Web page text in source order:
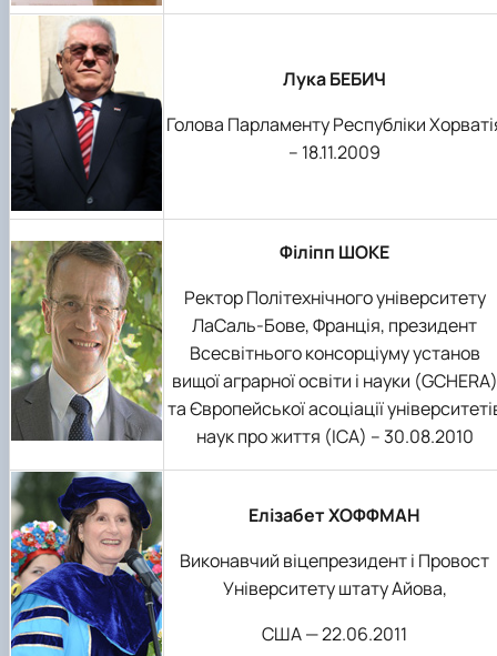
Лука БЕБИЧ
Голова Парламенту Республіки
– 18.11.2009
Філіпп ШОКЕ
Ректор Політехнічного університету
ЛаСаль-Бове, Франція, президент
Всесвітнього консорціуму установ
вищої аграрної освіти і науки (GCHERA)
та Європейської асоціації
наук про життя (ICA) – 30.08.2010
Елізабет ХОФФМАН
Виконавчий віцепрезидент і Провост
Університету штату Айова,
США — 22.06.2011